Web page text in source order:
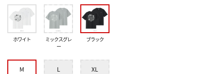
ホワイト
ミックスグレ
ー
ブラック
M L XL